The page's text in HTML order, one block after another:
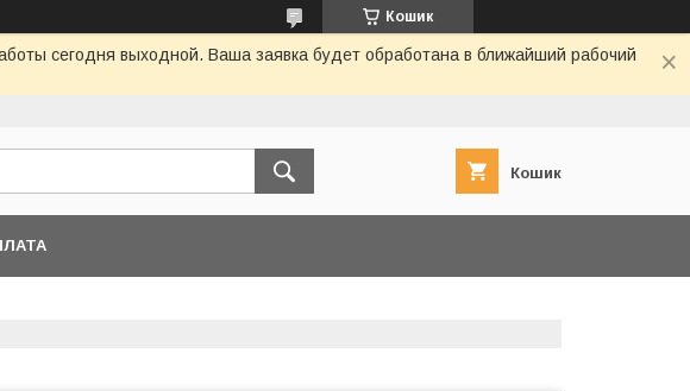
Кошик
сегодня выходной. Ваша заявка будет обработана в ближайший рабочий
Кошик